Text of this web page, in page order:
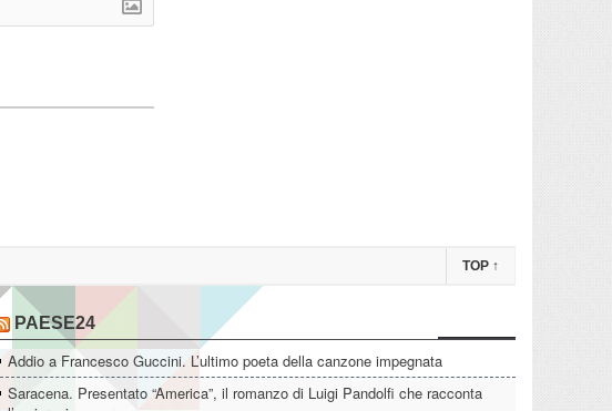
TOP ↑
PAESE24
Addio a Francesco Guccini. L’ultimo poeta della canzone impegnata
Saracena. Presentato “America”, il romanzo di Luigi Pandolfi che racconta